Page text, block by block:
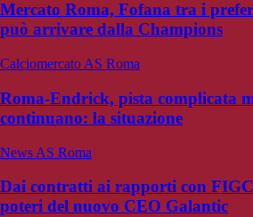
Mercato Roma, Fofana tra i
può arrivare dalla Champions
Calciomercato AS Roma
Roma-Endrick, pista complicata
continuano: la situazione
News AS Roma
Dai contratti ai rapporti con
poteri del nuovo CEO Galantic